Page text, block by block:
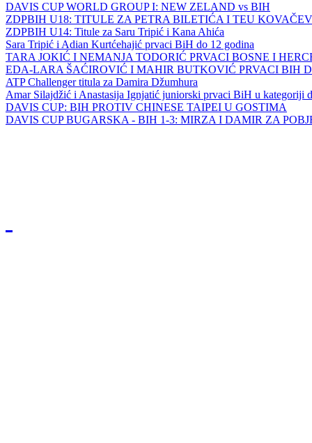
DAVIS CUP WORLD GROUP I: NEW ZELAND vs BIH
ZDPBIH U18: TITULE ZA PETRA BILETIĆA I TEU
ZDPBIH U14: Titule za Saru Tripić i Kana Ahića
Sara Tripić i Adian Kurtćehajić prvaci BiH do 12 godina
TARA JOKIĆ I NEMANJA TODORIĆ PRVACI BOSNE I
EDA-LARA ŠAĆIROVIĆ I MAHIR BUTKOVIĆ PRVACI BIH
ATP Challenger titula za Damira Džumhura
Amar Silajdžić i Anastasija Ignjatić juniorski prvaci BiH u kategoriji
DAVIS CUP: BIH PROTIV CHINESE TAIPEI U GOSTIMA
DAVIS CUP BUGARSKA - BIH 1-3: MIRZA I DAMIR ZA